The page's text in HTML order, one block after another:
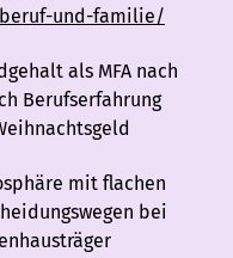
und-familie/
als MFA nach
Berufserfahrung
mit flachen
bei